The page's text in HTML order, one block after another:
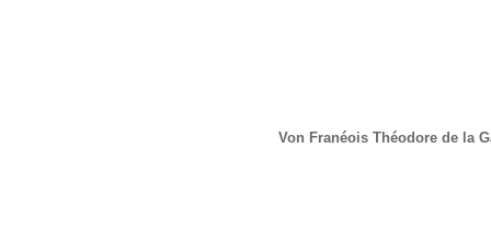
Von Franéois Théodore de la